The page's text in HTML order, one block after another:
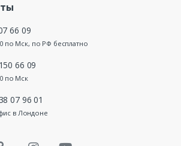
66 09
по Мск, по РФ бесплатно
66 09
по Мск
07 96 01
в Лондоне